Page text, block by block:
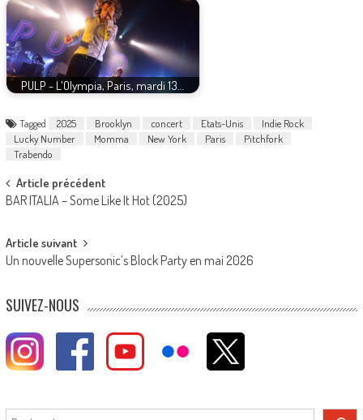
PULP - L'Olympia, Paris, mardi 13…
Tagged 2025 Brooklyn concert Etats-Unis
Indie Rock
Lucky Number
Momma New York Paris
Pitchfork
Trabendo
Post
navigation
Article précédent
BAR ITALIA – Some Like It Hot (2025)
Article suivant
Un nouvelle Supersonic’s Block Party en mai 2026
SUIVEZ-NOUS
Rechercher